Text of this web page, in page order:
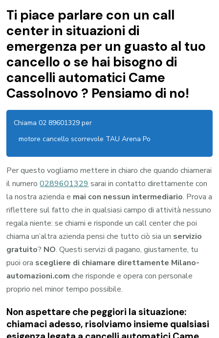
Ti piace parlare con un call
center in situazioni di
emergenza per un guasto al tuo
cancello o se hai bisogno di
cancelli automatici Came
Cassolnovo ? Pensiamo di no!
Chiama 02 89601329 per
motore cancello scorrevole TAU Arena Po
Per questo vogliamo mettere in chiaro che quando chiamerai
il numero0289601329 sarai in contatto direttamente con
la nostra azienda e mai con nessun intermediario. Prova a
riflettere sul fatto che in qualsiasi campo di attività nessuno
regala niente: se chiami e risponde un call center che poi
chiama un’altra azienda pensi che tutto ciò sia un servizio
gratuito? NO. Questi servizi di pagano, giustamente, tu
puoi ora scegliere di chiamare direttamente Milano-
automazioni.com che risponde e opera con personale
proprio nel minor tempo possibile.
Non aspettare che peggiori la situazione:
chiamaci adesso, risolviamo insieme qualsiasi